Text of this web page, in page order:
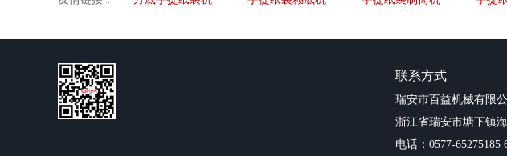
联系方式
瑞安市百益机械有限公
浙江省瑞安市塘下镇
电话：0577-65275185